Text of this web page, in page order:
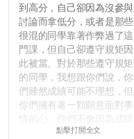
到高分，自己卻因為沒參與
討論而拿低分，或者是那些
很混的同學靠著作弊過了這
門課，但自己卻遵守規矩因
此被當。對於那些遵守規矩
的同學，我想跟你們說，你
們雖然成績可能不理想，但
你們擁有著一顆願意面對事
壓力而選擇逃避(作弊)，在
點擊打開全文